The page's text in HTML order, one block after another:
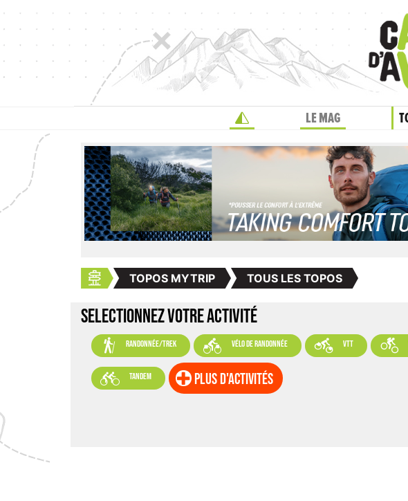
LE MAG
TOPOS MYTRIP TOUS LES TOPOS
SELECTIONNEZ VOTRE ACTIVITÉ
 randonnée/trek  vélo de randonnée  VTT 
 tandem plus d'activités